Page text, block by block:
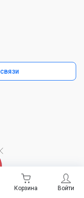
Войти
Корзина